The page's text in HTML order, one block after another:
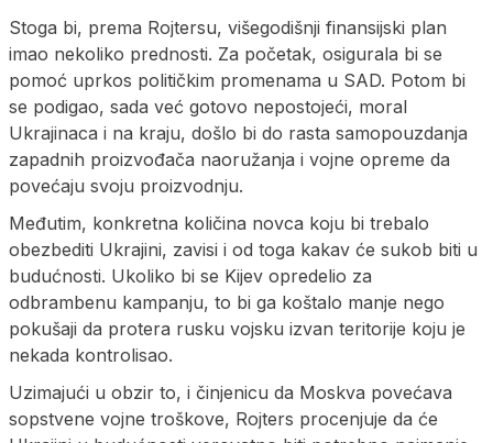
Stoga bi, prema Rojtersu, višegodišnji finansijski plan
imao nekoliko prednosti. Za početak, osigurala bi se
pomoć uprkos političkim promenama u SAD. Potom bi
se podigao, sada već gotovo nepostojeći, moral
Ukrajinaca i na kraju, došlo bi do rasta samopouzdanja
zapadnih proizvođača naoružanja i vojne opreme da
povećaju svoju proizvodnju.
Međutim, konkretna količina novca koju bi trebalo
obezbediti Ukrajini, zavisi i od toga kakav će sukob biti u
budućnosti. Ukoliko bi se Kijev opredelio za
odbrambenu kampanju, to bi ga koštalo manje nego
pokušaji da protera rusku vojsku izvan teritorije koju je
nekada kontrolisao.
Uzimajući u obzir to, i činjenicu da Moskva povećava
sopstvene vojne troškove, Rojters procenjuje da će